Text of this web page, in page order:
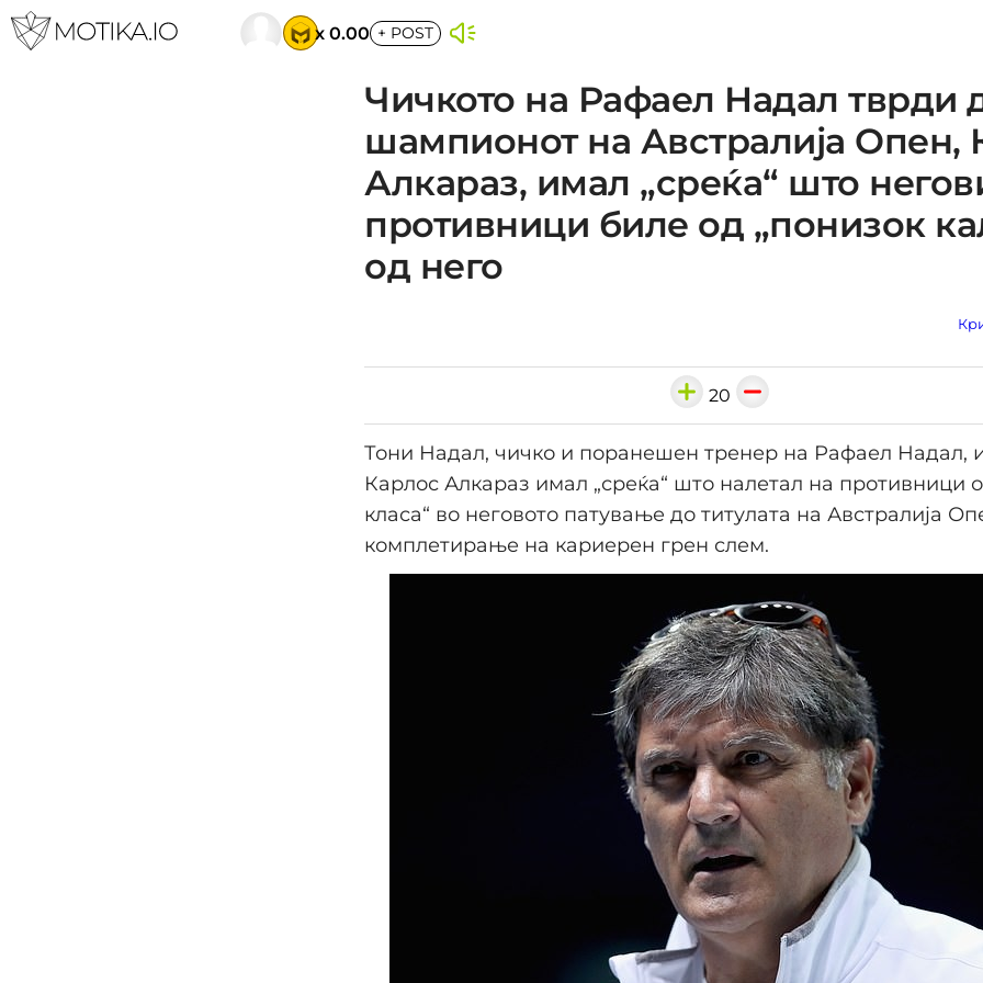
x 0.00 + POST
Чичкото на Рафаел Надал тврди
шампионот на Австралија Опен,
Алкараз, имал „среќа“ што
противници биле од „понизок
од него
20
Тони Надал, чичко и поранешен тренер на Рафаел Надал,
Карлос Алкараз имал „среќа“ што налетал на противници
класа“ во неговото патување до титулата на Австралија
комплетирање на кариерен грен слем.